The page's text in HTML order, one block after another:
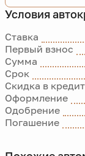
Условия
Ставка
Первый взнос
Сумма
Срок
Скидка в кредит
Оформление
Одобрение
Погашение